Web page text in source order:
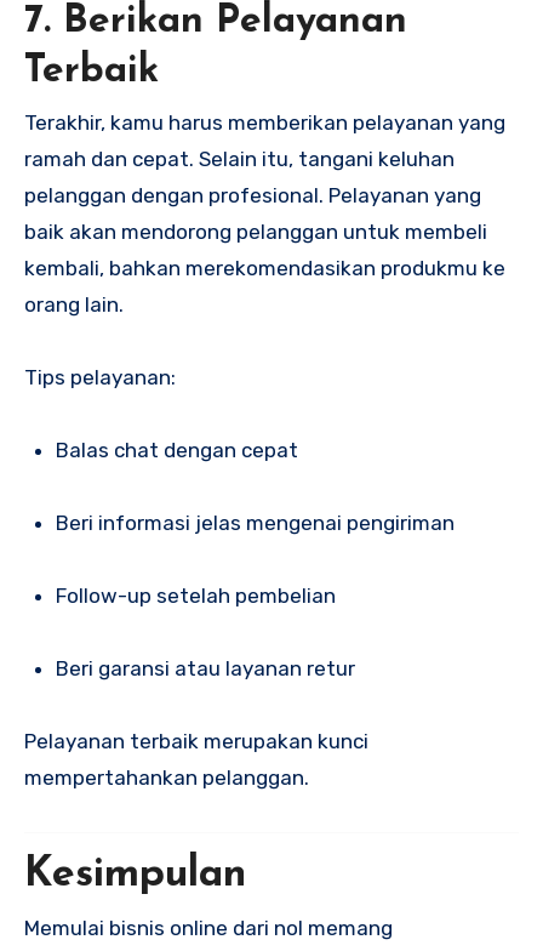
7. Berikan Pelayanan
Terbaik
Terakhir, kamu harus memberikan pelayanan yang
ramah dan cepat. Selain itu, tangani keluhan
pelanggan dengan profesional. Pelayanan yang
baik akan mendorong pelanggan untuk membeli
kembali, bahkan merekomendasikan produkmu ke
orang lain.
Tips pelayanan:
Balas chat dengan cepat
Beri informasi jelas mengenai pengiriman
Follow-up setelah pembelian
Beri garansi atau layanan retur
Pelayanan terbaik merupakan kunci
mempertahankan pelanggan.
Kesimpulan
Memulai bisnis online dari nol memang